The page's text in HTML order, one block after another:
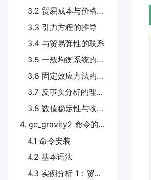
3.2 贸易成本与价格关系
3.3 引力方程的推导
3.4 与贸易弹性的联系
3.5 一般均衡系统的求解
3.6 固定效应方法的巧妙转化
3.7 反事实分析的理论框架
3.8 数值稳定性与收敛性
4. ge_gravity2 命令的使用
4.1 命令安装
4.2 基本语法
4.3 实例分析 1：贸易协定的事前效应模拟